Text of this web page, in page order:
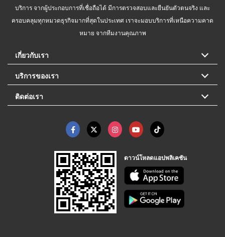
บริการ จากผู้ประกอบการที่เชื่อถือได้ มีการตรวจสอบและยืนยันตัวตนจริง และ
ครอบคลุมทุกหมวดธุรกิจมากที่สุดในประเทศ เราจะมอบบริการที่เหนือความคาด
หมาย จากทีมงานคุณภาพ
เกี่ยวกับเรา
บริการของเรา
ติดต่อเรา
ดาวน์โหลดแอปพลิเคชัน